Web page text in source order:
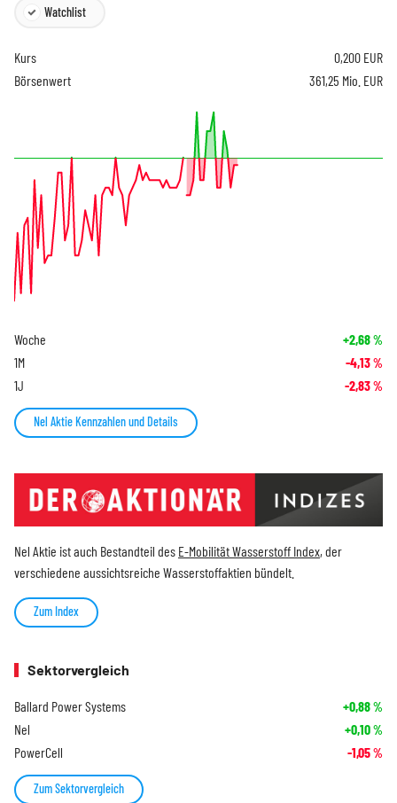
Watchlist
Kurs 0,200 EUR
Börsenwert
361,25 Mio. EUR
Woche +2,68%
1M -4,13%
1J -2,83%
Nel Aktie Kennzahlen und Details
Nel Aktie ist auch Bestandteil des E-Mobilität Wasserstoff Index, der
verschiedene aussichtsreiche Wasserstoffaktien bündelt.
Zum Index
Sektorvergleich
Ballard Power Systems +0,88%
Nel +0,10%
PowerCell -1,05%
Zum Sektorvergleich